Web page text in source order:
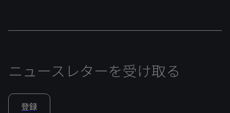
ニュースレターを受け取る
登録